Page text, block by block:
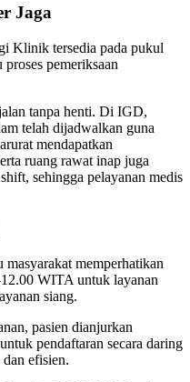
Jaga
Klinik tersedia pada pukul
pemeriksaan
tanpa henti. Di IGD,
telah dijadwalkan guna
mendapatkan
ruang rawat inap juga
sehingga pelayanan medis
memperhatikan
WITA untuk layanan
siang.
pasien dianjurkan
pendaftaran secara daring
efisien.